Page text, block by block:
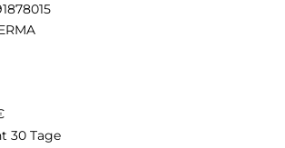
30 Tage